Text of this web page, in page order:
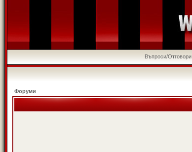
Въпроси/Отговори
Форуми